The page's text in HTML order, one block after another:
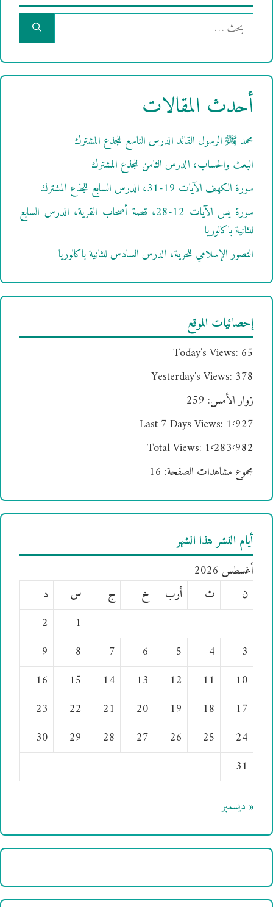
البحث
عن:
أحدث المقالات
محمد ﷺ الرسول القائد الدرس التاسع للجذع المشترك
البعث والحساب، الدرس الثامن للجذع المشترك
سورة الكهف الآيات 19-31، الدرس السابع للجذع المشترك
سورة يس الآيات 12-28، قصة أصحاب القرية، الدرس السابع
للثانية باكالوريا
التصور الإسلامي للحرية، الدرس السادس للثانية باكالوريا
إحصائيات الموقع
Today's Views: 65
Yesterday's Views: 378
زوار الأمس: 259
Last 7 Days Views: 1٬927
Total Views: 1٬283٬982
مجموع مشاهدات الصفحة: 16
أيام النشر هذا الشهر
أغسطس 2026
ن
ث أرب خ ج س
د
1
2
3
4
5
6
7
8
9
10
11
12
13
14
15
16
17
18
19
20
21
22
23
24
25
26
27
28
29
30
31
« ديسمبر